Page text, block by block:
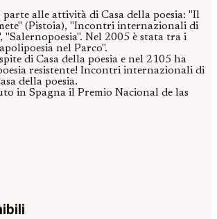
parte alle attività di Casa della poesia: "Il
(Pistoia), "Incontri internazionali di
"Salernopoesia". Nel 2005 è stata tra i
nel Parco".
di Casa della poesia e nel 2105 ha
resistente! Incontri internazionali di
della poesia.
in Spagna il Premio Nacional de las